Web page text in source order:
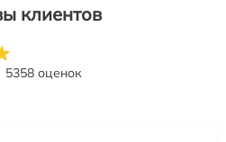
клиентов
5358 оценок